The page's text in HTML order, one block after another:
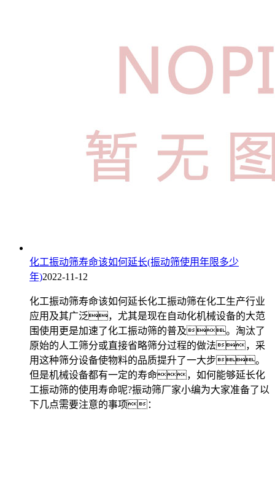
化工振动筛寿命该如何延长(振动筛使用年限多少
年)2022-11-12
化工振动筛寿命该如何延长化工振动筛在化工生产行业
应用及其广泛，尤其是现在自动化机械设备的大范
围使用更是加速了化工振动筛的普及。淘汰了
原始的人工筛分或直接省略筛分过程的做法，采
用这种筛分设备使物料的品质提升了一大步。
但是机械设备都有一定的寿命，如何能够延长化
工振动筛的使用寿命呢?振动筛厂家小编为大家准备了以
下几点需要注意的事项：